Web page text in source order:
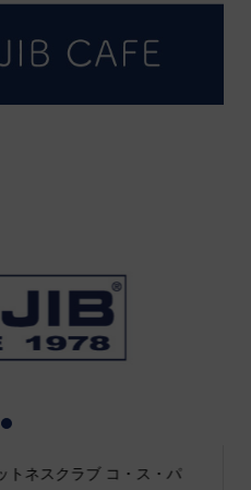
トネスクラブ コ・ス・パ
2